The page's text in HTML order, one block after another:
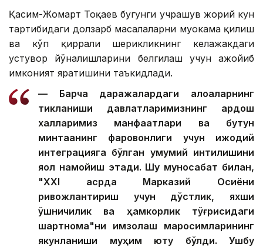
Қасим-Жомарт Тоқаев бугунги учрашув жорий кун
тартибидаги долзарб масалаларни муҳокама қилиш
ва кўп қиррали шерикликнинг келажакдаги
устувор йўналишларини белгилаш учун ажойиб
имконият яратишини таъкидлади.
— Барча даражалардаги алоқаларнинг
тикланиши давлатларимизнинг қардош
халқларимиз манфаатлари ва бутун
минтақанинг фаровонлиги учун ижодий
интеграцияга бўлган умумий интилишини
яққол намойиш этади. Шу муносабат билан,
"ХХI асрда Марказий Осиёни
ривожлантириш учун дўстлик, яхши
қўшничилик ва ҳамкорлик тўғрисидаги
шартнома"ни имзолаш маросимларининг
якунланиши муҳим ютуқ бўлди. Ушбу